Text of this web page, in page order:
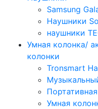
Samsung
Наушники
наушники
Умная колонка/
колонки
Tronsmart
Умная